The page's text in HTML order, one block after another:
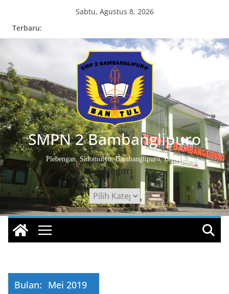
Sabtu, Agustus 8, 2026
Terbaru:
SMPN 2 Bambanglipuro
Plebengan, Sidomulyo, Bambanglipuro, Bantul
Kategori
Kategori
Bulan: Mei 2019